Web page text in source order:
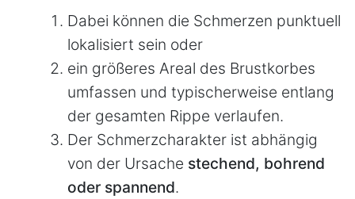
Dabei können die Schmerzen punktuell
lokalisiert sein oder
ein größeres Areal des Brustkorbes
umfassen und typischerweise entlang
der gesamten Rippe verlaufen.
Der Schmerzcharakter ist abhängig
von der Ursache stechend, bohrend
oder spannend.